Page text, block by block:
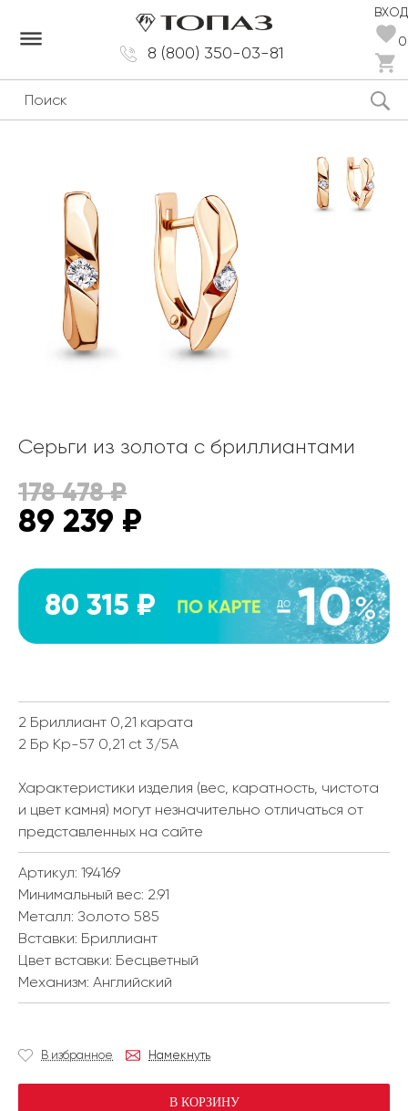
8 (800) 350-03-81
ВХОД
0
dehaze
Серьги из золота с бриллиантами
178 478₽
89 239 ₽
80 315 ₽
2 Бриллиант 0,21 карата
2 Бр Кр-57 0,21 ct 3/5А
Характеристики изделия (вес, каратность, чистота
и цвет камня) могут незначительно отличаться от
представленных на сайте
Артикул: 194169
Минимальный вес: 2.91
Металл: Золото 585
Вставки: Бриллиант
Цвет вставки: Бесцветный
Механизм: Английский
В избранное Намекнуть
В КОРЗИНУ